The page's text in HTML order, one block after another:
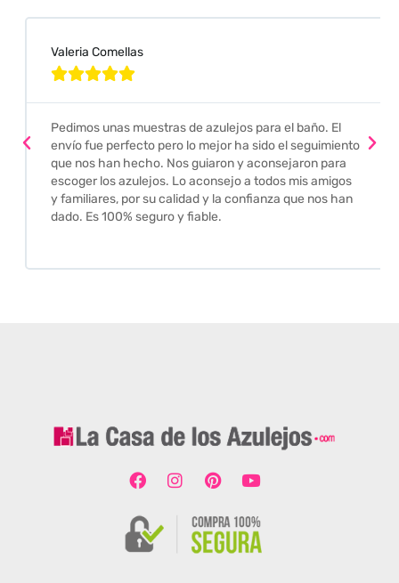
Valeria Comellas

Pedimos unas muestras de azulejos para el baño. El
envío fue perfecto pero lo mejor ha sido el seguimiento
que nos han hecho. Nos guiaron y aconsejaron para
escoger los azulejos. Lo aconsejo a todos mis amigos
y familiares, por su calidad y la confianza que nos han
dado. Es 100% seguro y fiable.